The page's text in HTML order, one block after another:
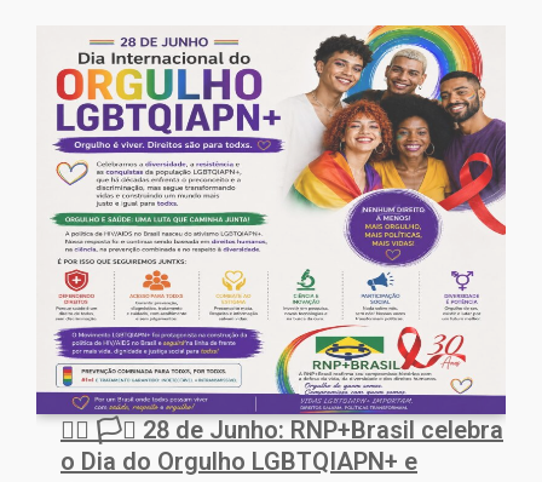
🏳️‍🌈 🏳️‍⚧️ 28 de Junho: RNP+Brasil celebra
o Dia do Orgulho LGBTQIAPN+ e